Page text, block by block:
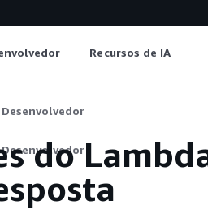
Recursos de IA
do